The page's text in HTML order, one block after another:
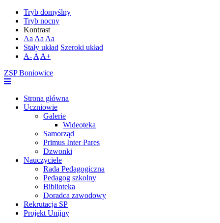
Tryb domyślny
Tryb nocny
Kontrast
Aa Aa Aa
Stały układ Szeroki układ
A- A A+
ZSP Boniowice
Strona główna
Uczniowie
Galerie
Wideoteka
Samorząd
Primus Inter Pares
Dzwonki
Nauczyciele
Rada Pedagogiczna
Pedagog szkolny
Biblioteka
Doradca zawodowy
Rekrutacja SP
Projekt Unijny